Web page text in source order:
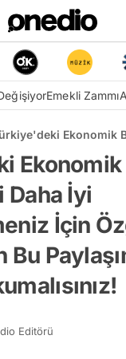
Emekli Zammı
Ekonomik
Ekonomik
İyi
İçin
Editörü